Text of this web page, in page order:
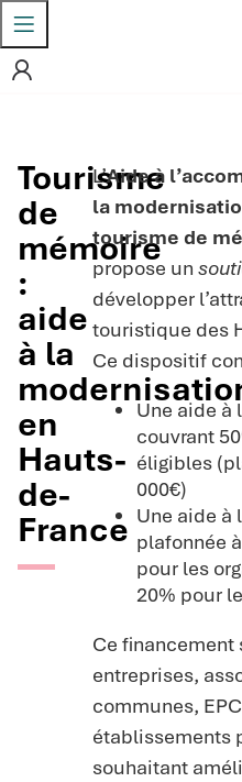
Tourisme
de
mémoire
:
aide
à la
en
Hauts-
de-
France
L’Aide à
la
tourisme de
propose un
développer
touristique des
Ce dispositif
Une aide à
couvrant
éligibles
000€)
Une aide à
plafonnée
pour les
20% pour
Ce financement
entreprises,
communes,
établissements
souhaitant